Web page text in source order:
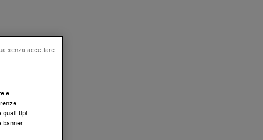
e
quali tipi
banner
senza accettare